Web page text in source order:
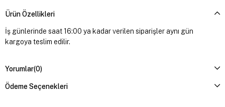
Ürün Özellikleri
İş günlerinde saat 16:00 ya kadar verilen siparişler aynı gün
kargoya teslim edilir.
Yorumlar(0)
Ödeme Seçenekleri